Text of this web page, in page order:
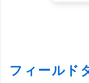
フィールド